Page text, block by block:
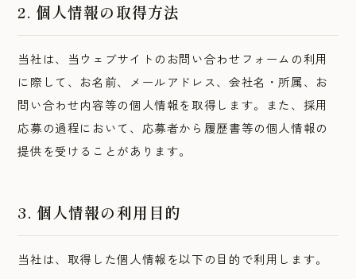
2. 個人情報の取得方法
当社は、当ウェブサイトのお問い合わせフォームの利用
に際して、お名前、メールアドレス、会社名・所属、お
問い合わせ内容等の個人情報を取得します。また、採用
応募の過程において、応募者から履歴書等の個人情報の
提供を受けることがあります。
3. 個人情報の利用目的
当社は、取得した個人情報を以下の目的で利用します。